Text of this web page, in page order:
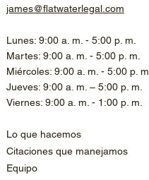
james@flatwaterlegal.com
Lunes: 9:00 a. m. - 5:00 p. m.
Martes: 9:00 a. m. - 5:00 p. m.
Miércoles: 9:00 a. m. - 5:00 p. m.
Jueves: 9:00 a. m. – 5:00 p. m.
Viernes: 9:00 a. m. - 1:00 p. m.
Lo que hacemos
Citaciones que manejamos
Equipo